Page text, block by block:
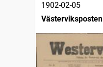
1902-02-05
Västerviksposten